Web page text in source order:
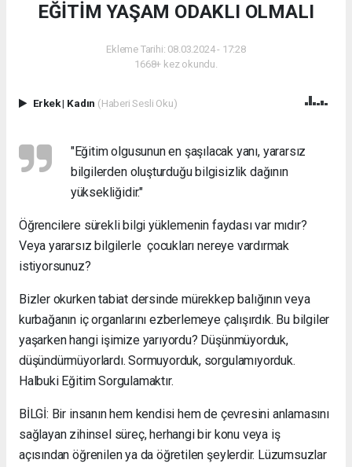
EĞİTİM YAŞAM ODAKLI OLMALI
Ekleme Tarihi: 08.03.2024 - 17:28
1668+ kez okundu.
Erkek| Kadın (Haberi Sesli Oku)
"Eğitim olgusunun en şaşılacak yanı, yararsız
bilgilerden oluşturduğu bilgisizlik dağının
yüksekliğidir."
Öğrencilere sürekli bilgi yüklemenin faydası var mıdır?
Veya yararsız bilgilerle çocukları nereye vardırmak
istiyorsunuz?
Bizler okurken tabiat dersinde mürekkep balığının veya
kurbağanın iç organlarını ezberlemeye çalışırdık. Bu bilgiler
yaşarken hangi işimize yarıyordu? Düşünmüyorduk,
düşündürmüyorlardı. Sormuyorduk, sorgulamıyorduk.
Halbuki Eğitim Sorgulamaktır.
BİLGİ: Bir insanın hem kendisi hem de çevresini anlamasını
sağlayan zihinsel süreç, herhangi bir konu veya iş
açısından öğrenilen ya da öğretilen şeylerdir. Lüzumsuzlar